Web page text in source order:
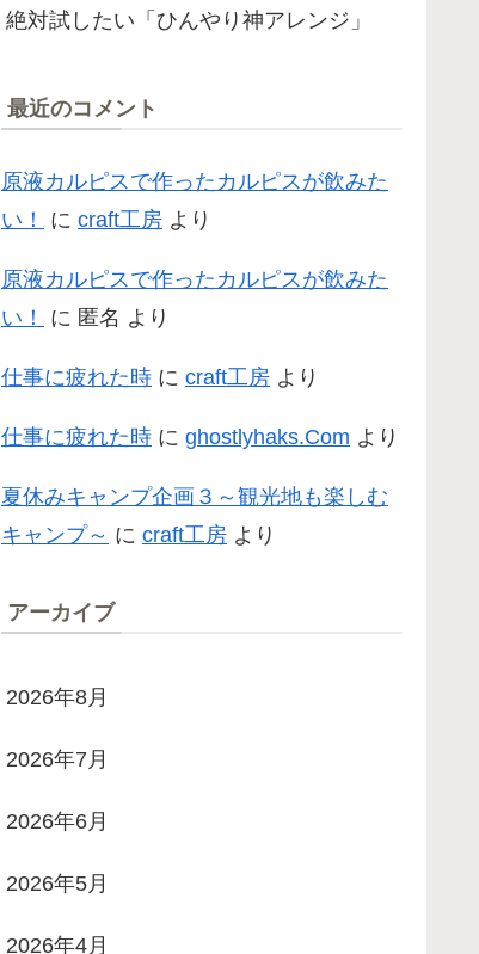
絶対試したい「ひんやり神アレンジ」
最近のコメント
原液カルピスで作ったカルピスが飲みた
い！
に craft工房 より
原液カルピスで作ったカルピスが飲みた
い！
に 匿名 より
仕事に疲れた時 に craft工房 より
仕事に疲れた時 に ghostlyhaks.Com より
夏休みキャンプ企画３～観光地も楽しむ
キャンプ～ に craft工房 より
アーカイブ
2026年8月
2026年7月
2026年6月
2026年5月
2026年4月